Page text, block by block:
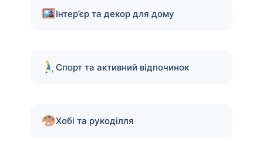
Інтер’єр та декор для дому
Спорт та активний відпочинок
Хобі та рукоділля